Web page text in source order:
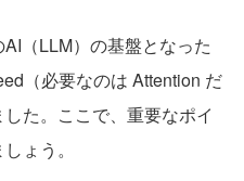
（LLM）の基盤となった
（必要なのは Attention だ
た。ここで、重要なポイ
ょう。